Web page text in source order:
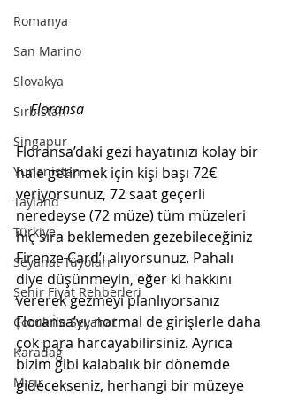
Romanya
San Marino
Slovakya
Sırbistan
Singapur
Yunanistan
Tayland
Türkiye
Seyahat Tüyoları
Şehir Fiyat Rehberleri
Çocuk İle Seyahat
Karadağ
Mısır
Floransa
Floransa’daki gezi hayatınızı kolay bir
hale getirmek için kişi başı 72€
veriyorsunuz, 72 saat geçerli
neredeyse (72 müze) tüm müzeleri
hiç sıra beklemeden gezebileceğiniz
Firenze Card’ı alıyorsunuz. Pahalı
diye düşünmeyin, eğer ki hakkını
vererek gezmeyi planlıyorsanız
Floransa’yı, normal de girişlerle daha
çok para harcayabilirsiniz. Ayrıca
bizim gibi kalabalık bir dönemde
gidecekseniz, herhangi bir müzeye